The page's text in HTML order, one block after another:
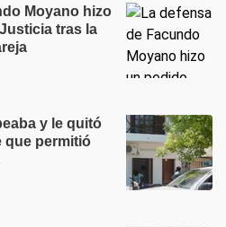
Moyano hizo
tras la
y le quitó
que permitió